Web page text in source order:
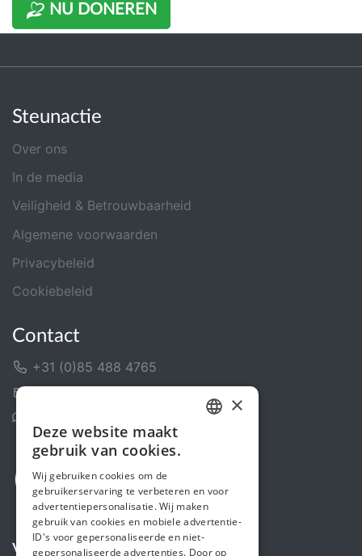
NU DONEREN
Steunactie
Over ons
In de media
Veiligheid & Betrouwbaarheid
Algemene voorwaarden
Privacybeleid
Cookiebeleid
Contact
+31 (0)85 488 4765
Volg ons
ENGLISH
×
Deze website maakt
gebruik van cookies.
Wij gebruiken cookies om de
gebruikerservaring te verbeteren en voor
advertentiepersonalisatie. Wij maken
gebruik van cookies en mobiele advertentie-
ID's voor gepersonaliseerde en niet-
gepersonaliseerde advertenties. Door op